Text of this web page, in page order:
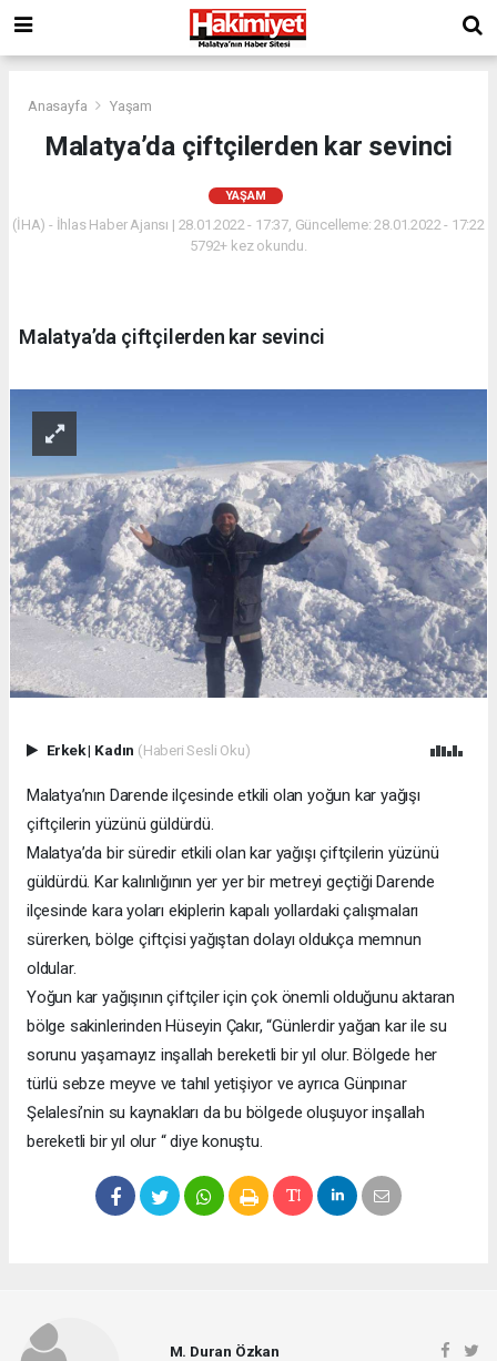
Anasayfa Yaşam
Malatya’da çiftçilerden kar sevinci
YAŞAM
(İHA) - İhlas Haber Ajansı | 28.01.2022 - 17:37, Güncelleme: 28.01.2022 - 17:22
5792+ kez okundu.
Malatya’da çiftçilerden kar sevinci
Erkek| Kadın (Haberi Sesli Oku)
Malatya’nın Darende ilçesinde etkili olan yoğun kar yağışı
çiftçilerin yüzünü güldürdü.
Malatya’da bir süredir etkili olan kar yağışı çiftçilerin yüzünü
güldürdü. Kar kalınlığının yer yer bir metreyi geçtiği Darende
ilçesinde kara yoları ekiplerin kapalı yollardaki çalışmaları
sürerken, bölge çiftçisi yağıştan dolayı oldukça memnun
oldular.
Yoğun kar yağışının çiftçiler için çok önemli olduğunu aktaran
bölge sakinlerinden Hüseyin Çakır, “Günlerdir yağan kar ile su
sorunu yaşamayız inşallah bereketli bir yıl olur. Bölgede her
türlü sebze meyve ve tahıl yetişiyor ve ayrıca Günpınar
Şelalesi’nin su kaynakları da bu bölgede oluşuyor inşallah
bereketli bir yıl olur “ diye konuştu.
M. Duran Özkan